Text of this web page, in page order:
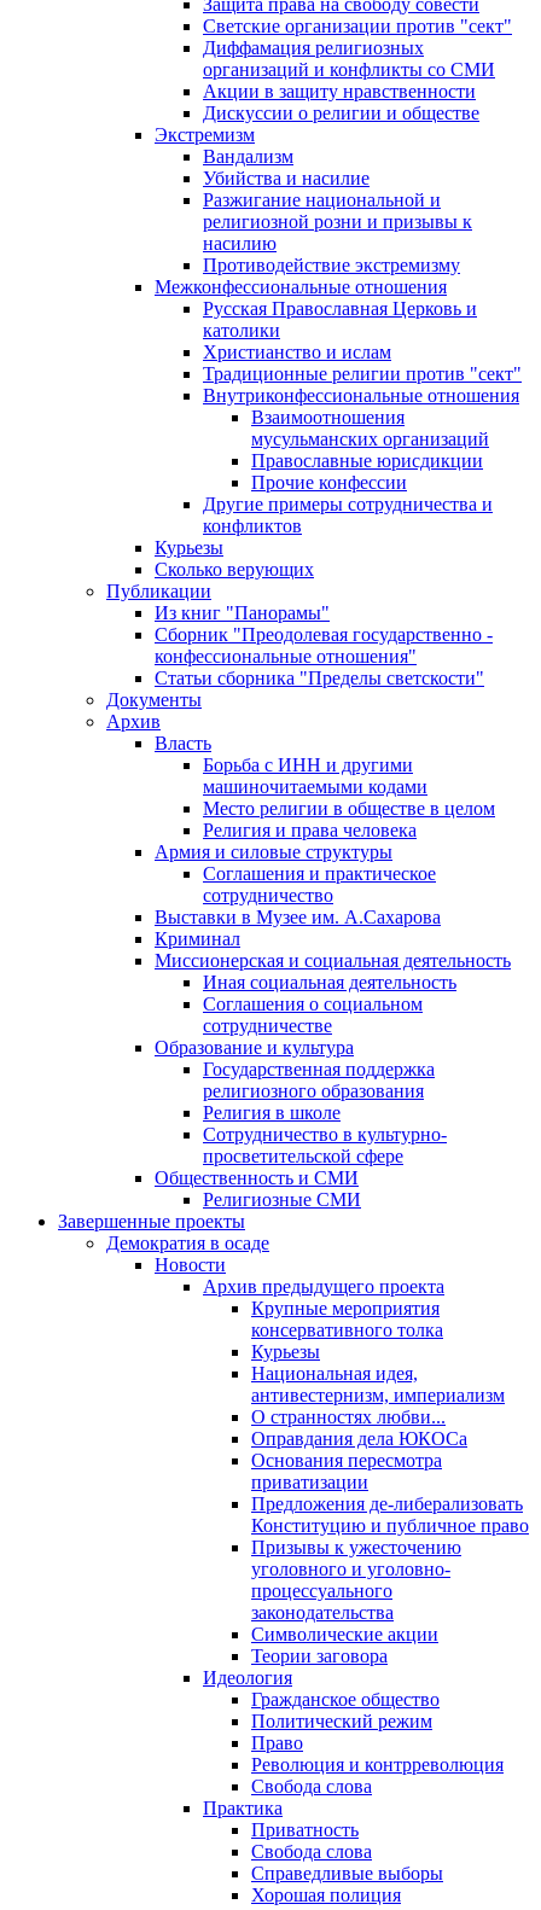
Защита права на свободу совести
Светские организации против "сект"
Диффамация религиозных
организаций и конфликты со СМИ
Акции в защиту нравственности
Дискуссии о религии и обществе
Экстремизм
Вандализм
Убийства и насилие
Разжигание национальной и
религиозной розни и призывы к
насилию
Противодействие экстремизму
Межконфессиональные отношения
Русская Православная Церковь и
католики
Христианство и ислам
Традиционные религии против "сект"
Внутриконфессиональные отношения
Взаимоотношения
мусульманских организаций
Православные юрисдикции
Прочие конфессии
Другие примеры сотрудничества и
конфликтов
Курьезы
Сколько верующих
Публикации
Из книг "Панорамы"
Сборник "Преодолевая государственно -
конфессиональные отношения"
Статьи сборника "Пределы светскости"
Документы
Архив
Власть
Борьба с ИНН и другими
машиночитаемыми кодами
Место религии в обществе в целом
Религия и права человека
Армия и силовые структуры
Соглашения и практическое
сотрудничество
Выставки в Музее им. А.Сахарова
Криминал
Миссионерская и социальная деятельность
Иная социальная деятельность
Соглашения о социальном
сотрудничестве
Образование и культура
Государственная поддержка
религиозного образования
Религия в школе
Сотрудничество в культурно-
просветительской сфере
Общественность и СМИ
Религиозные СМИ
Завершенные проекты
Демократия в осаде
Новости
Архив предыдущего проекта
Крупные мероприятия
консервативного толка
Курьезы
Национальная идея,
антивестернизм, империализм
О странностях любви...
Оправдания дела ЮКОСа
Основания пересмотра
приватизации
Предложения де-либерализовать
Конституцию и публичное право
Призывы к ужесточению
уголовного и уголовно-
процессуального
законодательства
Символические акции
Теории заговора
Идеология
Гражданское общество
Политический режим
Право
Революция и контрреволюция
Свобода слова
Практика
Приватность
Свобода слова
Справедливые выборы
Хорошая полиция